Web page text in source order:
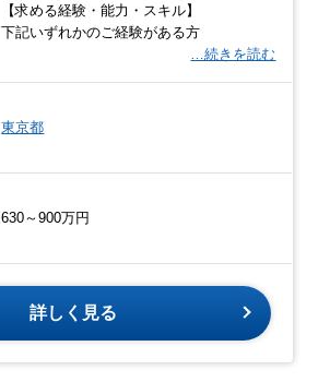
【求める経験・能力・スキル】
下記いずれかのご経験がある方
…続きを読む
東京都
630～900万円
詳しく見る